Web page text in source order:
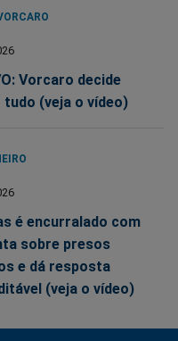
Vorcaro decide
(veja o vídeo)
é encurralado com
sobre presos
e dá resposta
(veja o vídeo)